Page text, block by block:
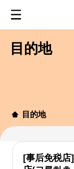
目的地
目的地
[事后免税